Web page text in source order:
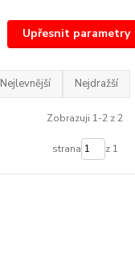
Upřesnit parametry
Nejlevnější Nejdražší
Zobrazuji 1-2 z 2
strana z 1